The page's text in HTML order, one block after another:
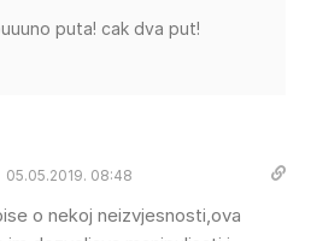
puta! cak dva put!
05.05.2019. 08:48
o nekoj neizvjesnosti,ova